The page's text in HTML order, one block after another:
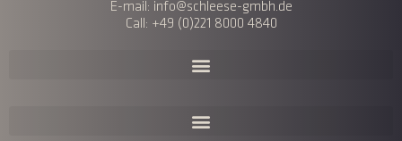
E-mail: info@schleese-gmbh.de
Call: +49 (0)221 8000 4840